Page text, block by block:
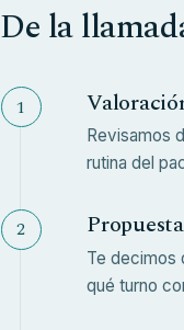
De la
Revisamos
rutina del
Propuesta
Te decimos
qué turno